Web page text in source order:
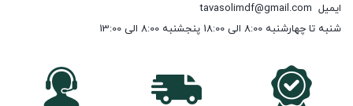
ایمیل tavasolimdf@gmail.com
شنبه تا چهارشنبه 8:00 الی 18:00 پنجشنبه 8:00 الی 13:00